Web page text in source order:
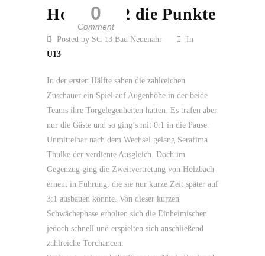
0
Comment
Holzbach 2 die Punkte
Posted by SC 13 Bad Neuenahr
In
U13
In der ersten Hälfte sahen die zahlreichen
Zuschauer ein Spiel auf Augenhöhe in der beide
Teams ihre Torgelegenheiten hatten. Es trafen aber
nur die Gäste und so ging’s mit 0:1 in die Pause.
Unmittelbar nach dem Wechsel gelang Serafima
Thulke der verdiente Ausgleich. Doch im
Gegenzug ging die Zweitvertretung von Holzbach
erneut in Führung, die sie nur kurze Zeit später auf
3:1 ausbauen konnte. Von dieser kurzen
Schwächephase erholten sich die Einheimischen
jedoch schnell und erspielten sich anschließend
zahlreiche Torchancen.